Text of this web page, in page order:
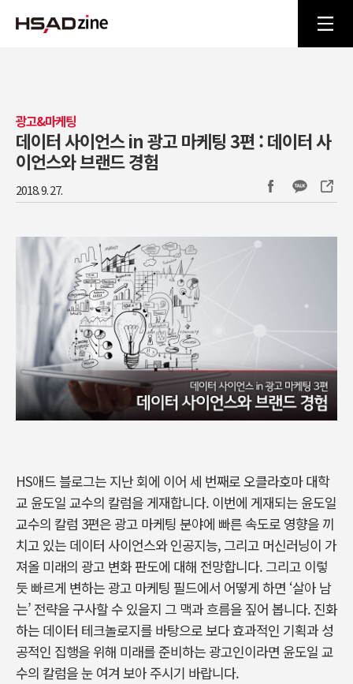
광고&마케팅
데이터 사이언스 in 광고 마케팅 3편 : 데이터 사
이언스와 브랜드 경험
2018. 9. 27.
HS애드 블로그는 지난 회에 이어 세 번째로 오클라호마 대학
교 윤도일 교수의 칼럼을 게재합니다. 이번에 게재되는 윤도일
교수의 칼럼 3편은 광고 마케팅 분야에 빠른 속도로 영향을 끼
치고 있는 데이터 사이언스와 인공지능, 그리고 머신러닝이 가
져올 미래의 광고 변화 판도에 대해 전망합니다. 그리고 이렇
듯 빠르게 변하는 광고 마케팅 필드에서 어떻게 하면 ‘살아 남
는’ 전략을 구사할 수 있을지 그 맥과 흐름을 짚어 봅니다. 진화
하는 데이터 테크놀로지를 바탕으로 보다 효과적인 기획과 성
공적인 집행을 위해 미래를 준비하는 광고인이라면 윤도일 교
수의 칼럼을 눈 여겨 보아 주시기 바랍니다.